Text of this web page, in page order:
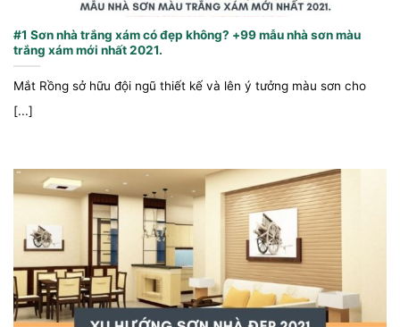
#1 Sơn nhà trắng xám có đẹp không? +99 mẫu nhà sơn màu
trắng xám mới nhất 2021.
Mắt Rồng sở hữu đội ngũ thiết kế và lên ý tưởng màu sơn cho
[...]